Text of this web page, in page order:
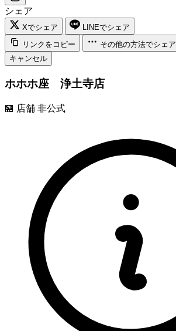
シェア
Xでシェア
LINEでシェア
リンクをコピー
その他の方法でシェア
キャンセル
ホホホ座 浄土寺店
🏪 店舗 非公式